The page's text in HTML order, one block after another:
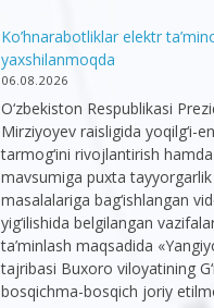
Ko’hnarabotliklar elektr
yaxshilanmoqda
06.08.2026
O‘zbekiston Respublikasi
Mirziyoyev raisligida yoqilg‘i-
tarmog‘ini rivojlantirish
mavsumiga puxta tayyorgarlik
masalalariga bag‘ishlangan
yig‘ilishida belgilangan
ta’minlash maqsadida
tajribasi Buxoro viloyatining
bosqichma-bosqich joriy